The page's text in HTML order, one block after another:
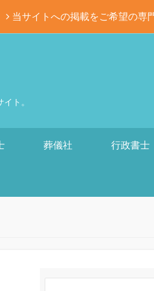
当サイトへの掲載をご希望の専
ト。
葬儀社 行政書士